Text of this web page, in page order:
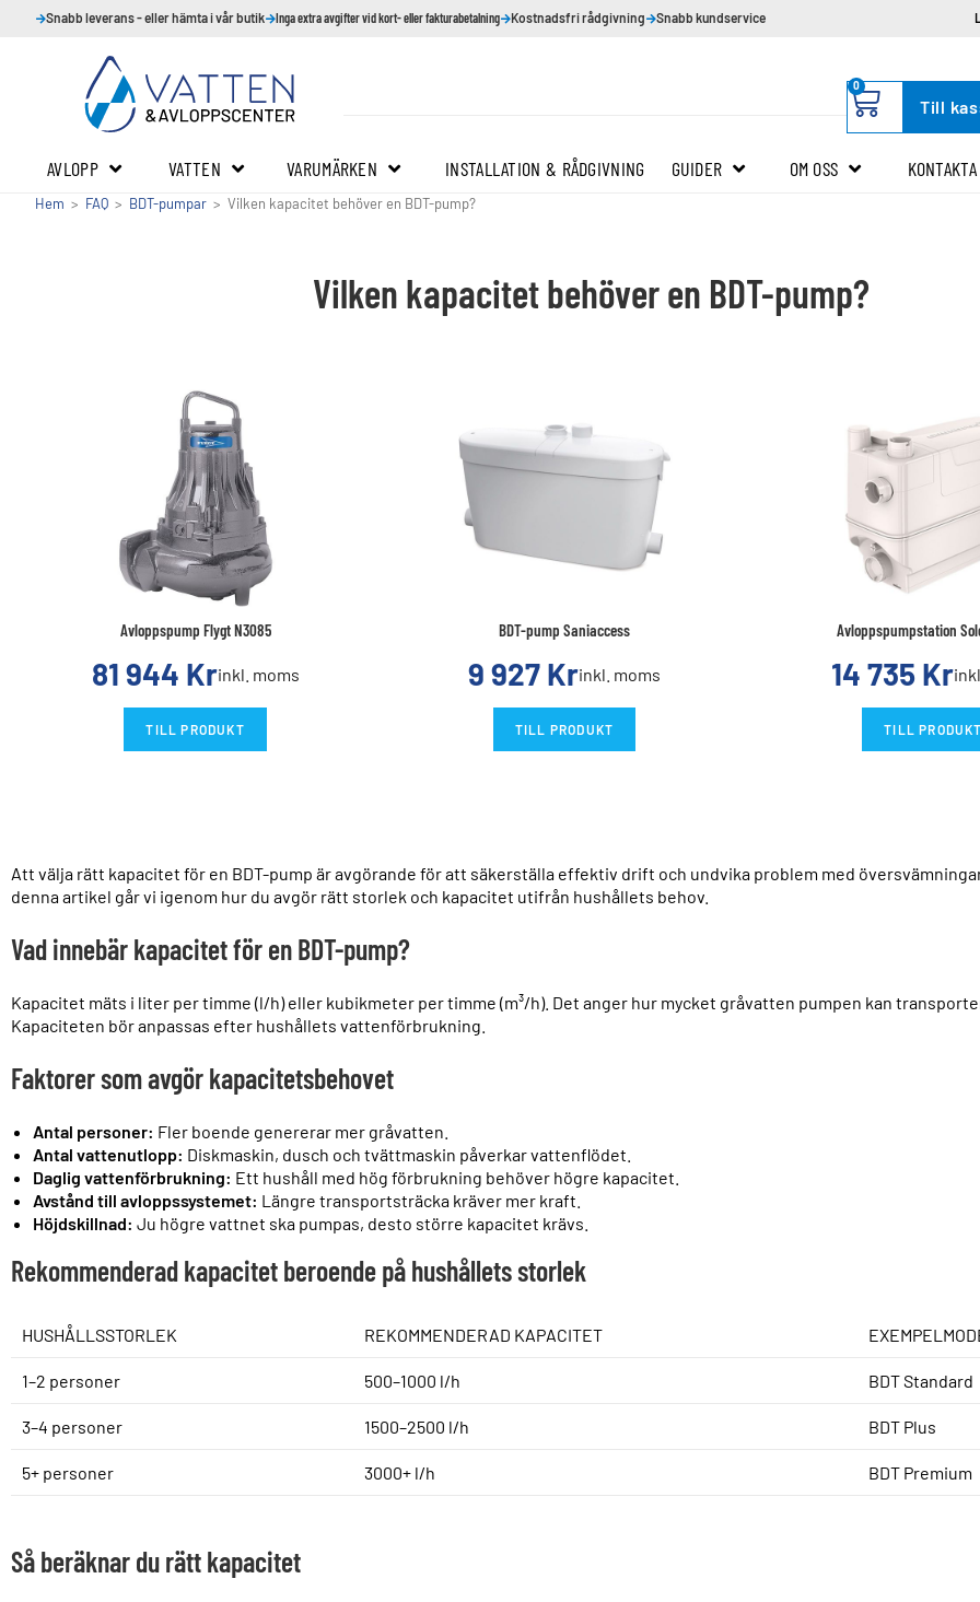
Snabb leverans - eller hämta i vår butik Inga extra avgifter vid kort- eller fakturabetalning Kostnadsfri rådgivning Snabb kundservice
0
Till
AVLOPP VATTEN VARUMÄRKEN INSTALLATION & RÅDGIVNING GUIDER OM OSS
Hem > FAQ > BDT-pumpar > Vilken kapacitet behöver en BDT-pump?
Vilken kapacitet behöver en BDT-pump?
Avloppspump Flygt N3085
81 944 Krinkl. moms
TILL PRODUKT
BDT-pump Saniaccess
9 927 Krinkl. moms
TILL PRODUKT
Avloppspumpstation
14 735 Kr
TILL PRODUKT
Att välja rätt kapacitet för en BDT-pump är avgörande för att säkerställa effektiv drift och undvika problem med
denna artikel går vi igenom hur du avgör rätt storlek och kapacitet utifrån hushållets behov.
Vad innebär kapacitet för en BDT-pump?
Kapacitet mäts i liter per timme (l/h) eller kubikmeter per timme (m³/h). Det anger hur mycket gråvatten pumpen kan
Kapaciteten bör anpassas efter hushållets vattenförbrukning.
Faktorer som avgör kapacitetsbehovet
Antal personer: Fler boende genererar mer gråvatten.
Antal vattenutlopp: Diskmaskin, dusch och tvättmaskin påverkar vattenflödet.
Daglig vattenförbrukning: Ett hushåll med hög förbrukning behöver högre kapacitet.
Avstånd till avloppssystemet: Längre transportsträcka kräver mer kraft.
Höjdskillnad: Ju högre vattnet ska pumpas, desto större kapacitet krävs.
Rekommenderad kapacitet beroende på hushållets storlek
HUSHÅLLSSTORLEK REKOMMENDERAD KAPACITET
1–2 personer 500–1000 l/h BDT Standard
3–4 personer 1500–2500 l/h BDT Plus
5+ personer 3000+ l/h BDT Premium
Så beräknar du rätt kapacitet